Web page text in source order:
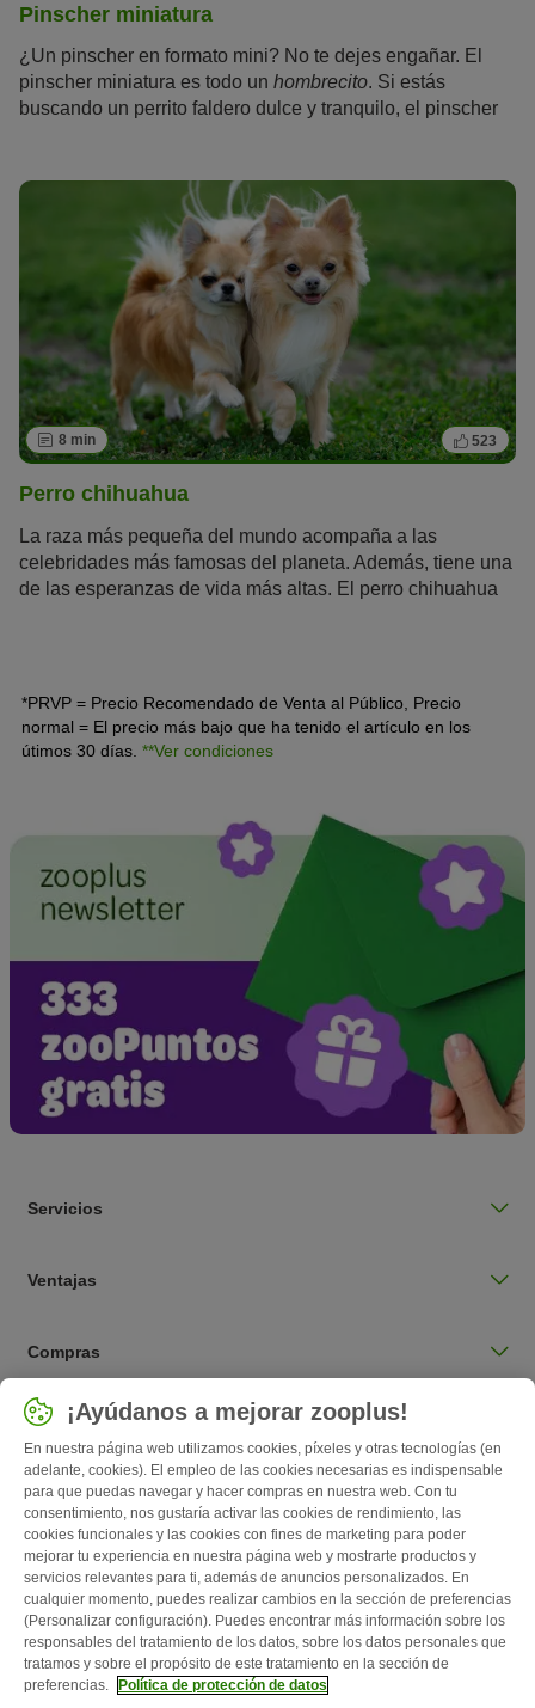
Pinscher miniatura
¿Un pinscher en formato mini? No te dejes engañar. El
pinscher miniatura es todo un hombrecito. Si estás
buscando un perrito faldero dulce y tranquilo, el pinscher
cuidador siempre al trote.
8 min 523
Perro chihuahua
La raza más pequeña del mundo acompaña a las
celebridades más famosas del planeta. Además, tiene una
de las esperanzas de vida más altas. El perro chihuahua
*PRVP = Precio Recomendado de Venta al Público, Precio
normal = El precio más bajo que ha tenido el artículo en los
útimos 30 días. **Ver condiciones
Servicios
Ventajas
Compras
Seleccionar país
España / ES
Follow zooplus
¡Ayúdanos a mejorar zooplus!
En nuestra página web utilizamos cookies, píxeles y otras tecnologías (en
adelante, cookies). El empleo de las cookies necesarias es indispensable
para que puedas navegar y hacer compras en nuestra web. Con tu
consentimiento, nos gustaría activar las cookies de rendimiento, las
cookies funcionales y las cookies con fines de marketing para poder
mejorar tu experiencia en nuestra página web y mostrarte productos y
servicios relevantes para ti, además de anuncios personalizados. En
cualquier momento, puedes realizar cambios en la sección de preferencias
(Personalizar configuración). Puedes encontrar más información sobre los
responsables del tratamiento de los datos, sobre los datos personales que
tratamos y sobre el propósito de este tratamiento en la sección de
preferencias.
Política de protección de datos